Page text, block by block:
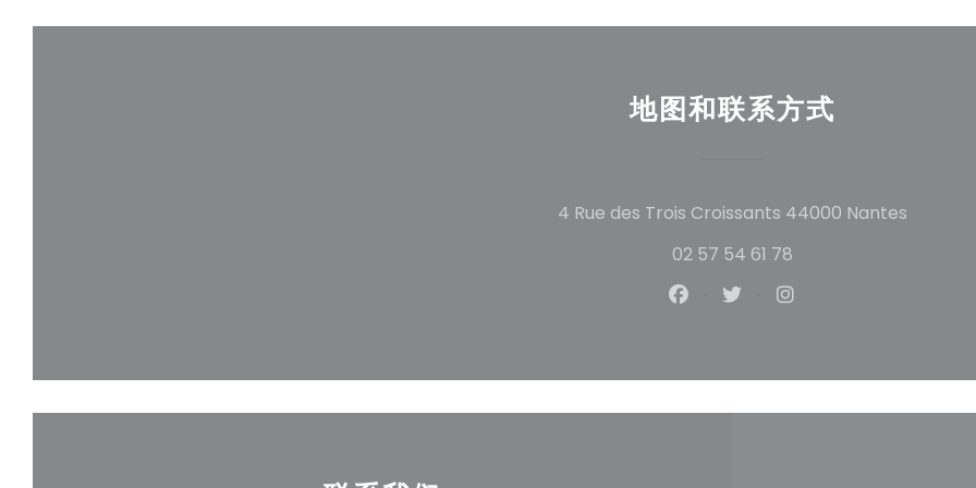
地图和联系方式
4 Rue des Trois Croissants 44000 Nantes((在新窗
02 57 54 61 78
Facebook ((在新窗口中打开))
Twitter ((在新窗口中打开))
Instagram ((在新窗